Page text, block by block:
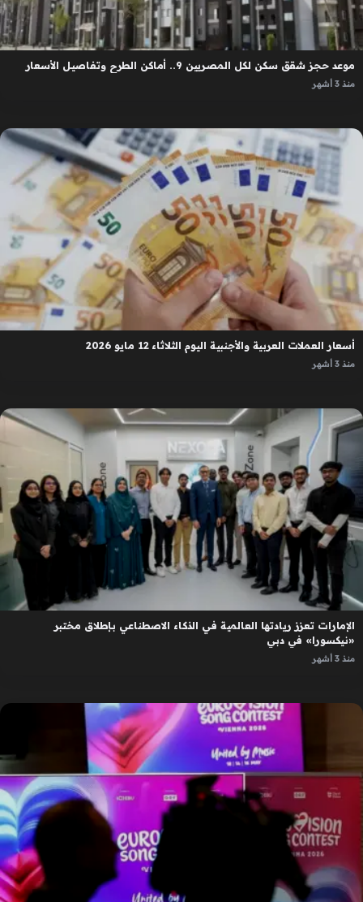
موعد حجز شقق سكن لكل المصريين 9.. أماكن الطرح وتفاصيل الأسعار
منذ 3 أشهر
أسعار العملات العربية والأجنبية اليوم الثلاثاء 12 مايو 2026
منذ 3 أشهر
الإمارات تعزز ريادتها العالمية في الذكاء الاصطناعي بإطلاق مختبر
«نيكسورا» في دبي
منذ 3 أشهر